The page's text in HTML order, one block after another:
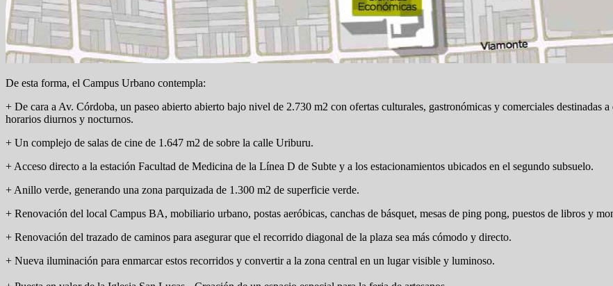
De esta forma, el Campus Urbano contempla:
+ De cara a Av. Córdoba, un paseo abierto abierto bajo nivel de 2.730 m2 con ofertas culturales, gastronómicas y comerciales destinadas
horarios diurnos y nocturnos.
+ Un complejo de salas de cine de 1.647 m2 de sobre la calle Uriburu.
+ Acceso directo a la estación Facultad de Medicina de la Línea D de Subte y a los estacionamientos ubicados en el segundo subsuelo.
+ Anillo verde, generando una zona parquizada de 1.300 m2 de superficie verde.
+ Renovación del local Campus BA, mobiliario urbano, postas aeróbicas, canchas de básquet, mesas de ping pong, puestos de libros y
+ Renovación del trazado de caminos para asegurar que el recorrido diagonal de la plaza sea más cómodo y directo.
+ Nueva iluminación para enmarcar estos recorridos y convertir a la zona central en un lugar visible y luminoso.